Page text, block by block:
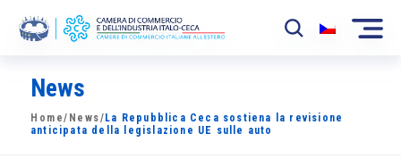
La Camera
News
News
Home/ News/ La Repubblica Ceca sostiena la revisione
anticipata della legislazione UE sulle auto